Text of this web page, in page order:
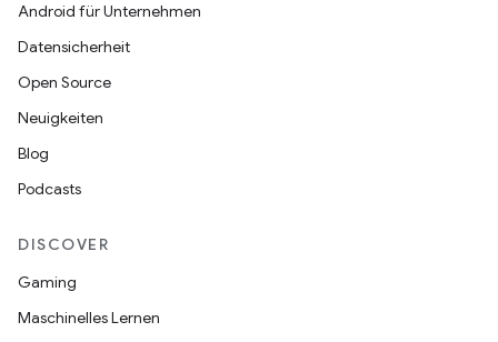
Android für Unternehmen
Datensicherheit
Open Source
Neuigkeiten
Blog
Podcasts
DISCOVER
Gaming
Maschinelles Lernen